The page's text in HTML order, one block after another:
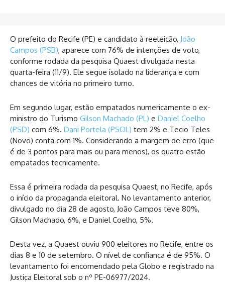
O prefeito do Recife (PE) e candidato à reeleição, João
Campos (PSB), aparece com 76% de intenções de voto,
conforme rodada da pesquisa Quaest divulgada nesta
quarta-feira (11/9). Ele segue isolado na liderança e com
chances de vitória no primeiro turno.
Em segundo lugar, estão empatados numericamente o ex-
ministro do Turismo Gilson Machado (PL) e Daniel Coelho
(PSD) com 6%. Dani Portela (PSOL) tem 2% e Tecio Teles
(Novo) conta com 1%. Considerando a margem de erro (que
é de 3 pontos para mais ou para menos), os quatro estão
empatados tecnicamente.
Essa é primeira rodada da pesquisa Quaest, no Recife, após
o início da propaganda eleitoral. No levantamento anterior,
divulgado no dia 28 de agosto, João Campos teve 80%,
Gilson Machado, 6%, e Daniel Coelho, 5%.
Desta vez, a Quaest ouviu 900 eleitores no Recife, entre os
dias 8 e 10 de setembro. O nível de confiança é de 95%. O
levantamento foi encomendado pela Globo e registrado na
Justiça Eleitoral sob o nº PE-06977/2024.